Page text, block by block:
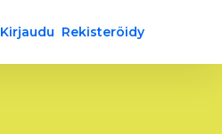
Kirjaudu Rekisteröidy